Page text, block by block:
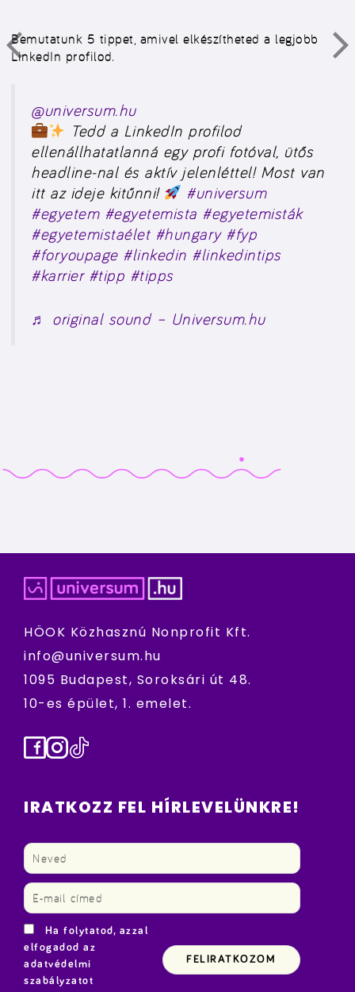
Bemutatunk 5 tippet, amivel elkészítheted a legjobb
LinkedIn profilod.
@universum.hu
Tedd a LinkedIn profilod
ellenállhatatlanná egy profi fotóval, ütős
headline-nal és aktív jelenléttel! Most van
itt az ideje kitűnni!
#universum
#egyetem #egyetemista #egyetemisták
#egyetemistaélet #hungary #fyp
#foryoupage #linkedin #linkedintips
#karrier #tipp #tipps
♬ original sound – Universum.hu
HÖOK Közhasznú Nonprofit Kft.
info@universum.hu
1095 Budapest, Soroksári út 48.
10-es épület, 1. emelet.
Facebook
Instagram
TikTok
IRATKOZZ FEL HÍRLEVELÜNKRE!
Ha folytatod, azzal
elfogadod az
adatvédelmi
szabályzatot